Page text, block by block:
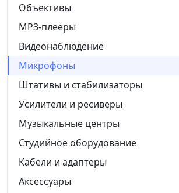
Объективы
MP3-плееры
Видеонаблюдение
Микрофоны
Штативы и стабилизаторы
Усилители и ресиверы
Музыкальные центры
Студийное оборудование
Кабели и адаптеры
Аксессуары